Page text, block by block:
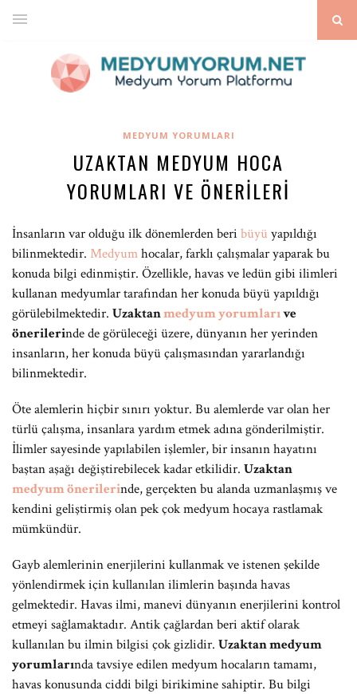
MEDYUM YORUMLARI
UZAKTAN MEDYUM HOCA
YORUMLARI VE ÖNERILERI
İnsanların var olduğu ilk dönemlerden beri büyü yapıldığı
bilinmektedir. Medyumhocalar, farklı çalışmalar yaparak bu
konuda bilgi edinmiştir. Özellikle, havas ve ledün gibi ilimleri
kullanan medyumlar tarafından her konuda büyü yapıldığı
görülebilmektedir. Uzaktanmedyum yorumlarıve
önerilerinde de görüleceği üzere, dünyanın her yerinden
insanların, her konuda büyü çalışmasından yararlandığı
bilinmektedir.
Öte alemlerin hiçbir sınırı yoktur. Bu alemlerde var olan her
türlü çalışma, insanlara yardım etmek adına gönderilmiştir.
İlimler sayesinde yapılabilen işlemler, bir insanın hayatını
baştan aşağı değiştirebilecek kadar etkilidir. Uzaktan
medyum önerilerinde, gerçekten bu alanda uzmanlaşmış ve
kendini geliştirmiş olan pek çok medyum hocaya rastlamak
mümkündür.
Gayb alemlerinin enerjilerini kullanmak ve istenen şekilde
yönlendirmek için kullanılan ilimlerin başında havas
gelmektedir. Havas ilmi, manevi dünyanın enerjilerini kontrol
etmeyi sağlamaktadır. Antik çağlardan beri aktif olarak
kullanılan bu ilmin bilgisi çok gizlidir. Uzaktan medyum
yorumlarında tavsiye edilen medyum hocaların tamamı,
havas konusunda ciddi bilgi birikimine sahiptir. Bu bilgi